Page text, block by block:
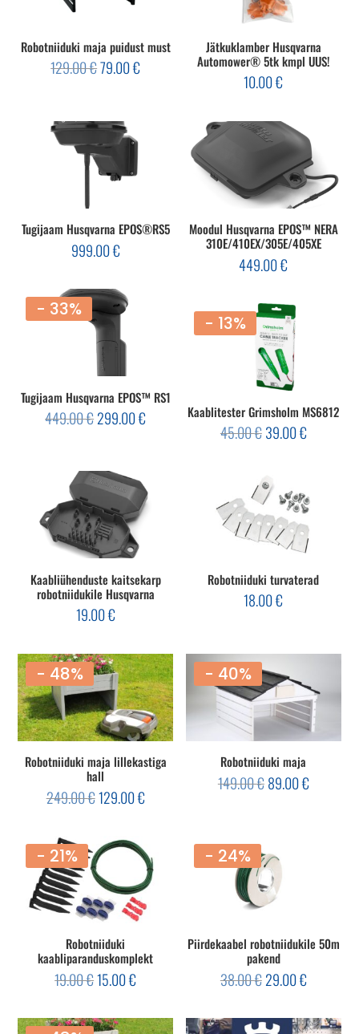
Robotniiduki maja puidust must
129.00€Algne
hind
79.00€Current
price
Jätkuklamber Husqvarna
Automower® 5tk kmpl UUS!
10.00€
Tugijaam Husqvarna EPOS®RS5
999.00€
Moodul Husqvarna EPOS™ NERA
310E/410EX/305E/405XE
449.00€
- 33%
Tugijaam Husqvarna EPOS™ RS1
449.00€Algne
hind
299.00€Current
price
- 13%
Kaablitester Grimsholm MS6812
45.00€Algne
hind
39.00€Current
price
Kaabliühenduste kaitsekarp
robotniidukile Husqvarna
19.00€
Robotniiduki turvaterad
18.00€
- 48%
Robotniiduki maja lillekastiga
hall
249.00€Algne
hind
129.00€Current
price
- 40%
Robotniiduki maja
149.00€Algne
hind
89.00€Current
price
- 21%
Robotniiduki
kaabliparanduskomplekt
19.00€Algne
hind
15.00€Current
price
- 24%
Piirdekaabel robotniidukile 50m
pakend
38.00€Algne
hind
29.00€Current
price